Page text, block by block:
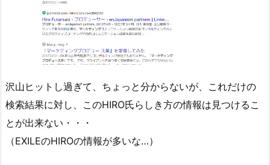
沢山ヒットし過ぎて、ちょっと分からないが、これだけの
検索結果に対し、このHIRO氏らしき方の情報は見つけるこ
とが出来ない・・・
（EXILEのHIROの情報が多いな…）